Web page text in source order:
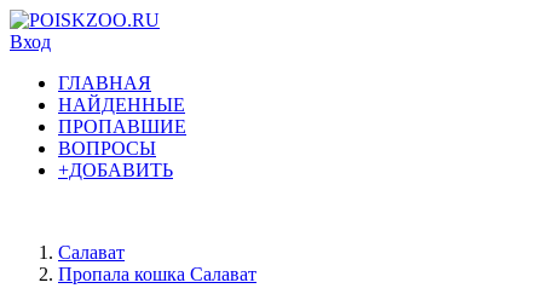
Вход
ГЛАВНАЯ
НАЙДЕННЫЕ
ПРОПАВШИЕ
ВОПРОСЫ
+ДОБАВИТЬ
Салават
Пропала кошка Салават